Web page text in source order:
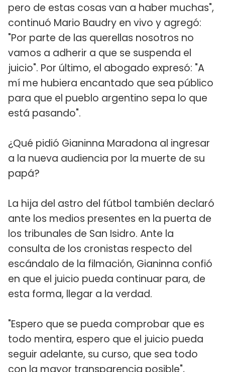
pero de estas cosas van a haber muchas",
continuó Mario Baudry en vivo y agregó:
"Por parte de las querellas nosotros no
vamos a adherir a que se suspenda el
juicio". Por último, el abogado expresó: "A
mí me hubiera encantado que sea público
para que el pueblo argentino sepa lo que
está pasando".
¿Qué pidió Gianinna Maradona al ingresar
a la nueva audiencia por la muerte de su
papá?
La hija del astro del fútbol también declaró
ante los medios presentes en la puerta de
los tribunales de San Isidro. Ante la
consulta de los cronistas respecto del
escándalo de la filmación, Gianinna confió
en que el juicio pueda continuar para, de
esta forma, llegar a la verdad.
"Espero que se pueda comprobar que es
todo mentira, espero que el juicio pueda
seguir adelante, su curso, que sea todo
con la mayor transparencia posible",